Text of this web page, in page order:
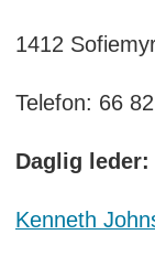
1412
Telefon: 66
Daglig leder:
Kenneth